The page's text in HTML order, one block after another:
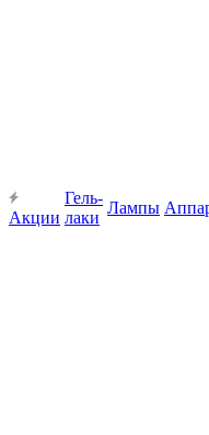
Акции
Гель-
лаки
Лампы